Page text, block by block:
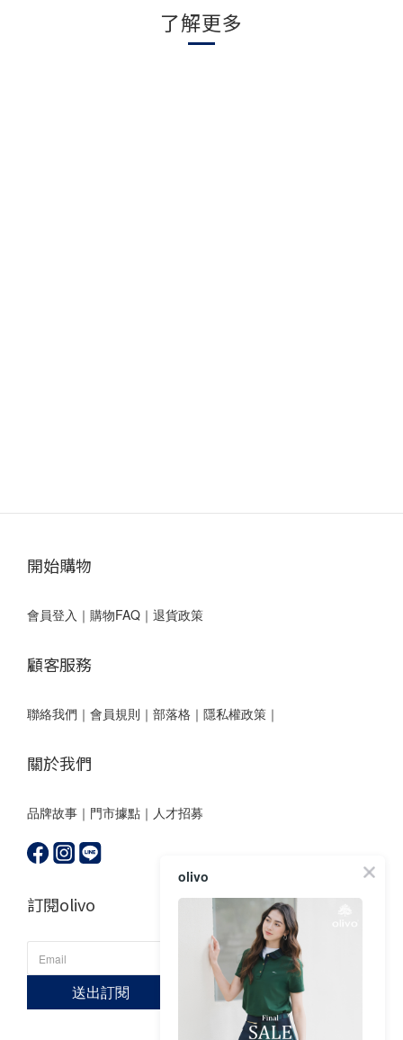
了解更多
開始購物
會員登入 ｜ 購物FAQ ｜ 退貨政策
顧客服務
聯絡我們 ｜ 會員規則 ｜ 部落格 ｜ 隱私權政策｜
關於我們
品牌故事 ｜ 門市據點 ｜ 人才招募
訂閱olivo
送出訂閱
olivo